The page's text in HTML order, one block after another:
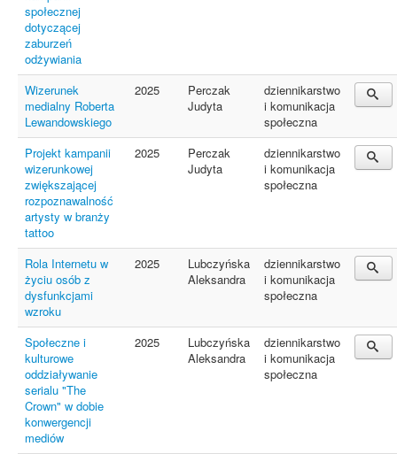
społecznej
dotyczącej
zaburzeń
odżywiania
Wizerunek
medialny Roberta
Lewandowskiego
2025
Perczak
Judyta
dziennikarstwo
i komunikacja
społeczna
Projekt kampanii
wizerunkowej
zwiększającej
rozpoznawalność
artysty w branży
tattoo
2025
Perczak
Judyta
dziennikarstwo
i komunikacja
społeczna
Rola Internetu w
życiu osób z
dysfunkcjami
wzroku
2025
Lubczyńska
Aleksandra
dziennikarstwo
i komunikacja
społeczna
Społeczne i
kulturowe
oddziaływanie
serialu "The
Crown" w dobie
konwergencji
mediów
2025
Lubczyńska
Aleksandra
dziennikarstwo
i komunikacja
społeczna